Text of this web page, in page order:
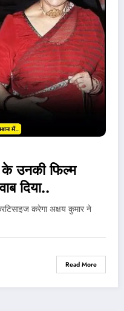
उनकी फिल्म
दिया..
करेगा अक्षय कुमार ने
Read More